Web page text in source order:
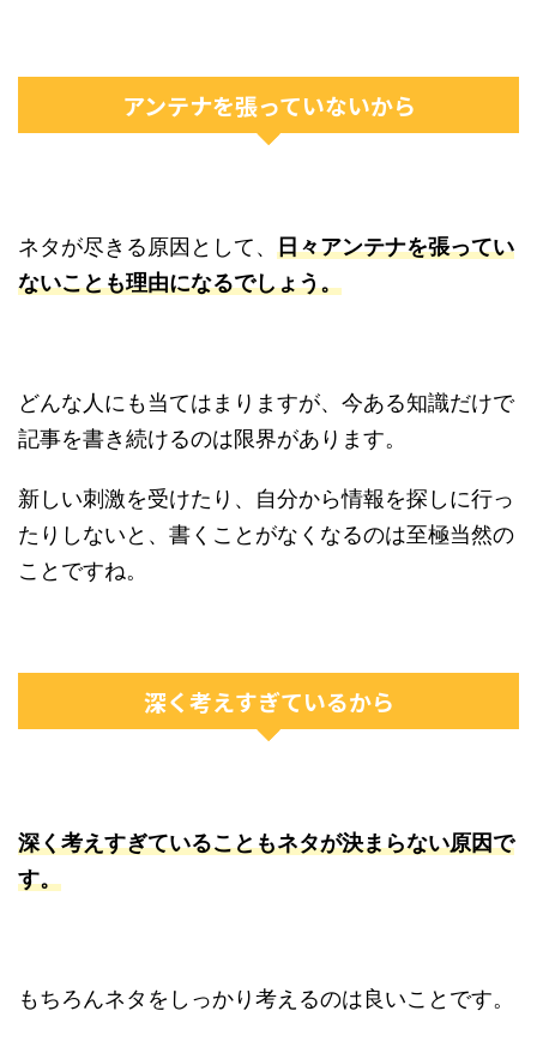
アンテナを張っていないから
ネタが尽きる原因として、 日々アンテナを張ってい
ないことも理由になるでしょう。
どんな人にも当てはまりますが、今ある知識だけで
記事を書き続けるのは限界があります。
新しい刺激を受けたり、自分から情報を探しに行っ
たりしないと、書くことがなくなるのは至極当然の
ことですね。
深く考えすぎているから
深く考えすぎていることもネタが決まらない原因で
す。
もちろんネタをしっかり考えるのは良いことです。